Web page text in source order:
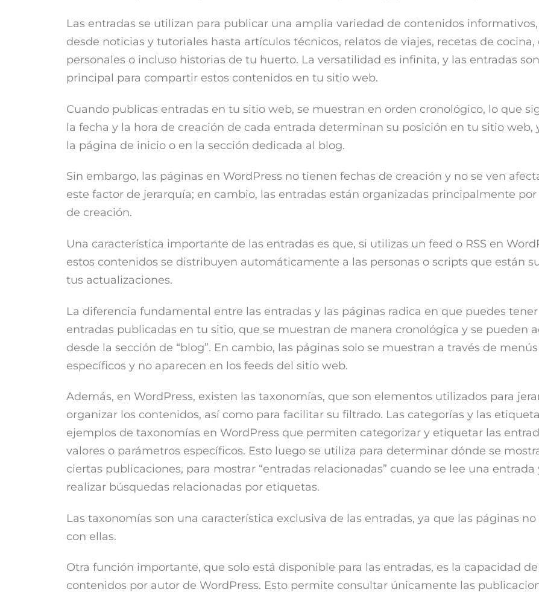
Las entradas se utilizan para publicar una amplia variedad de contenidos
desde noticias y tutoriales hasta artículos técnicos, relatos de viajes, recetas de cocina,
personales o incluso historias de tu huerto. La versatilidad es infinita, y las entradas
principal para compartir estos contenidos en tu sitio web.
Cuando publicas entradas en tu sitio web, se muestran en orden cronológico, lo que
la fecha y la hora de creación de cada entrada determinan su posición en tu sitio web,
la página de inicio o en la sección dedicada al blog.
Sin embargo, las páginas en WordPress no tienen fechas de creación y no se ven
este factor de jerarquía; en cambio, las entradas están organizadas principalmente por
de creación.
Una característica importante de las entradas es que, si utilizas un feed o RSS en
estos contenidos se distribuyen automáticamente a las personas o scripts que están
tus actualizaciones.
La diferencia fundamental entre las entradas y las páginas radica en que puedes
entradas publicadas en tu sitio, que se muestran de manera cronológica y se pueden
desde la sección de “blog”. En cambio, las páginas solo se muestran a través de
específicos y no aparecen en los feeds del sitio web.
Además, en WordPress, existen las taxonomías, que son elementos utilizados para
organizar los contenidos, así como para facilitar su filtrado. Las categorías y las
ejemplos de taxonomías en WordPress que permiten categorizar y etiquetar las
valores o parámetros específicos. Esto luego se utiliza para determinar dónde se
ciertas publicaciones, para mostrar “entradas relacionadas” cuando se lee una entrada
realizar búsquedas relacionadas por etiquetas.
Las taxonomías son una característica exclusiva de las entradas, ya que las páginas
con ellas.
Otra función importante, que solo está disponible para las entradas, es la capacidad
contenidos por autor de WordPress. Esto permite consultar únicamente las